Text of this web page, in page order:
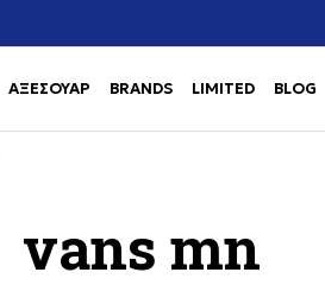
Use shift+Enter to open or close
Use shift+Enter to open or close
ΑΞΕΣΟΥΑΡ BRANDS LIMITED BLOG
vans mn